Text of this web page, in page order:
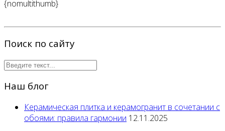
{nomultithumb}
Поиск по сайту
Наш блог
Керамическая плитка и керамогранит в сочетании с
обоями: правила гармонии 12.11.2025